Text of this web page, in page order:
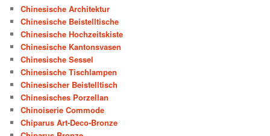
Chinesische Architektur
Chinesische Beistelltische
Chinesische Hochzeitskiste
Chinesische Kantonsvasen
Chinesische Sessel
Chinesische Tischlampen
Chinesischer Beistelltisch
Chinesisches Porzellan
Chinoiserie Commode
Chiparus Art-Deco-Bronze